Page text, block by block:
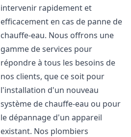
intervenir rapidement et
efficacement en cas de panne de
chauffe-eau. Nous offrons une
gamme de services pour
répondre à tous les besoins de
nos clients, que ce soit pour
l'installation d'un nouveau
système de chauffe-eau ou pour
le dépannage d'un appareil
existant. Nos plombiers